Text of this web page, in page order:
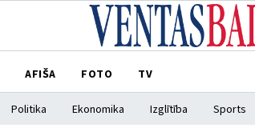
AFIŠA FOTO TV
Politika Ekonomika Izglītība Sports